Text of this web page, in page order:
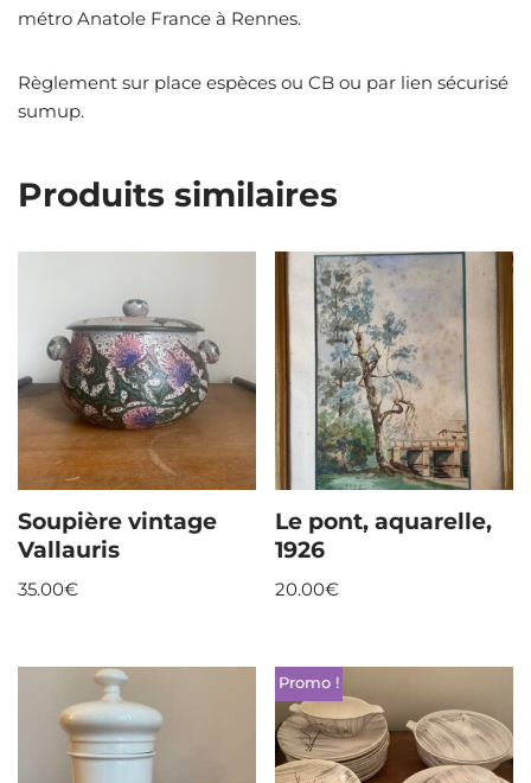
métro Anatole France à Rennes.
Règlement sur place espèces ou CB ou par lien sécurisé
sumup.
Produits similaires
Soupière vintage
Vallauris
35.00€
Le pont, aquarelle,
1926
20.00€
Promo !